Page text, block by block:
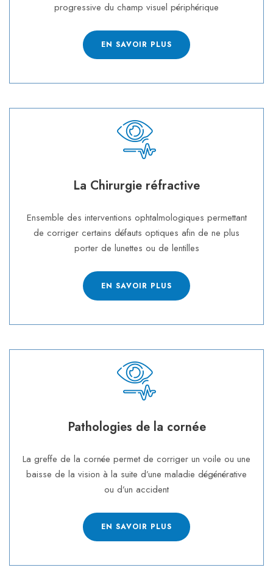
progressive du champ visuel périphérique
EN SAVOIR PLUS
La Chirurgie réfractive
Ensemble des interventions ophtalmologiques permettant
de corriger certains défauts optiques afin de ne plus
porter de lunettes ou de lentilles
EN SAVOIR PLUS
Pathologies de la cornée
La greffe de la cornée permet de corriger un voile ou une
baisse de la vision à la suite d’une maladie dégénérative
ou d’un accident
EN SAVOIR PLUS